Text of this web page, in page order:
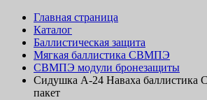
Главная страница
Каталог
Баллистическая защита
Мягкая баллистика СВМПЭ
СВМПЭ модули бронезащиты
Сидушка А-24 Наваха
пакет